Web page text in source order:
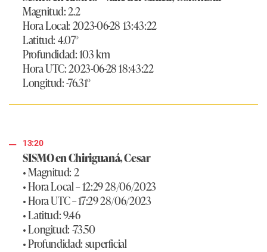
Magnitud: 2.2
Hora Local: 2023-06-28 13:43:22
Latitud: 4.07°
Profundidad: 103 km
Hora UTC: 2023-06-28 18:43:22
Longitud: -76.31°
13:20
SISMO en Chiriguaná, Cesar
• Magnitud: 2
• Hora Local – 12:29 28/06/2023
• Hora UTC – 17:29 28/06/2023
• Latitud: 9.46
• Longitud: -73.50
• Profundidad: superficial